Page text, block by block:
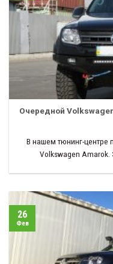
Очередной
В нашем тюнинг-центре
Volkswagen Amarok.
26
Фев